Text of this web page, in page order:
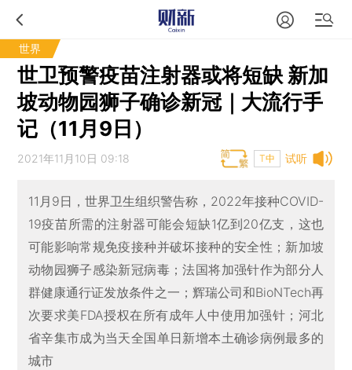
世界
世卫预警疫苗注射器或将短缺 新加
坡动物园狮子确诊新冠｜大流行手
记（11月9日）
试听
2021年11月10日 09:18 T中
11月9日，世界卫生组织警告称，2022年接种COVID-
19疫苗所需的注射器可能会短缺1亿到20亿支，这也
可能影响常规免疫接种并破坏接种的安全性；新加坡
动物园狮子感染新冠病毒；法国将加强针作为部分人
群健康通行证发放条件之一；辉瑞公司和BioNTech再
次要求美FDA授权在所有成年人中使用加强针；河北
省辛集市成为当天全国单日新增本土确诊病例最多的
城市